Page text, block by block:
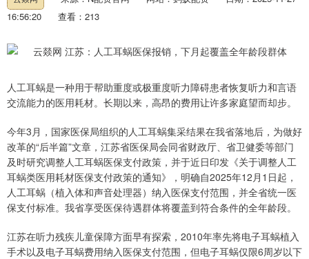
16:56:20
查看：213
人工耳蜗是一种用于帮助重度或极重度听力障碍患者恢复听力和言语
交流能力的医用耗材。长期以来，高昂的费用让许多家庭望而却步。
今年3月，国家医保局组织的人工耳蜗集采结果在我省落地后，为做好
改革的“后半篇”文章，江苏省医保局会同省财政厅、省卫健委等部门
及时研究调整人工耳蜗医保支付政策，并于近日印发《关于调整人工
耳蜗类医用耗材医保支付政策的通知》，明确自2025年12月1日起，
人工耳蜗（植入体和声音处理器）纳入医保支付范围，并全省统一医
保支付标准。我省享受医保待遇群体将覆盖到符合条件的全年龄段。
江苏在听力残疾儿童保障方面早有探索，2010年率先将电子耳蜗植入
手术以及电子耳蜗费用纳入医保支付范围，但电子耳蜗仅限6周岁以下